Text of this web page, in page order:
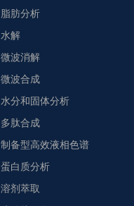
脂肪分析
水解
微波消解
微波合成
水分和固体分析
多肽合成
制备型高效液相色谱
蛋白质分析
溶剂萃取